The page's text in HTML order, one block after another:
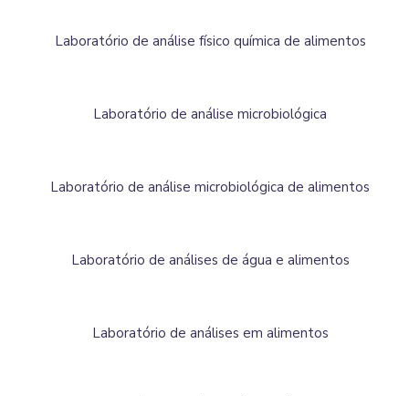
Laboratório de análise físico química de alimentos
Laboratório de análise microbiológica
Laboratório de análise microbiológica de alimentos
Laboratório de análises de água e alimentos
Laboratório de análises em alimentos